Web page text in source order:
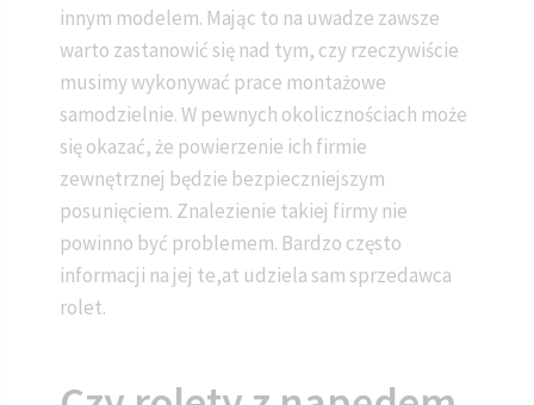
innym modelem. Mając to na uwadze zawsze
warto zastanowić się nad tym, czy rzeczywiście
musimy wykonywać prace montażowe
samodzielnie. W pewnych okolicznościach może
się okazać, że powierzenie ich firmie
zewnętrznej będzie bezpieczniejszym
posunięciem. Znalezienie takiej firmy nie
powinno być problemem. Bardzo często
informacji na jej te,at udziela sam sprzedawca
rolet.